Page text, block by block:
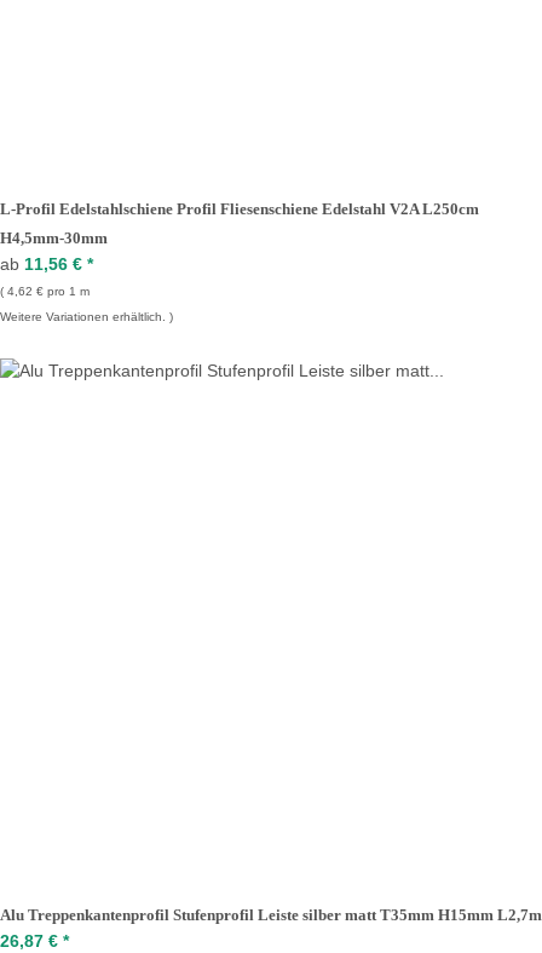
L-Profil Edelstahlschiene Profil Fliesenschiene Edelstahl V2A L250cm
H4,5mm-30mm
ab 11,56 € *
4,62 € pro 1 m
Weitere Variationen erhältlich.
Alu Treppenkantenprofil Stufenprofil Leiste silber matt T35mm H15mm L2,7m
26,87 € *